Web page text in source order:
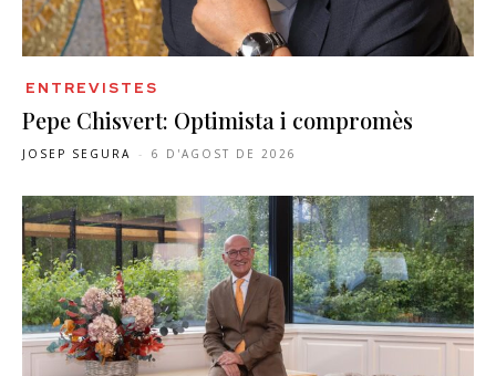
ENTREVISTES
Pepe Chisvert: Optimista i compromès
JOSEP SEGURA - 6 D'AGOST DE 2026